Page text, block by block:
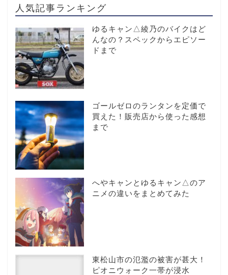
人気記事ランキング
ゆるキャン△綾乃のバイクはど
んなの？スペックからエピソー
ドまで
ゴールゼロのランタンを定価で
買えた！販売店から使った感想
まで
へやキャンとゆるキャン△のア
ニメの違いをまとめてみた
東松山市の氾濫の被害が甚大！
ピオニウォーク一帯が浸水